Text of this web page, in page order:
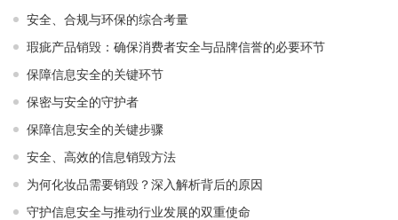
安全、合规与环保的综合考量
瑕疵产品销毁：确保消费者安全与品牌信誉的必要环节
保障信息安全的关键环节
保密与安全的守护者
保障信息安全的关键步骤
安全、高效的信息销毁方法
为何化妆品需要销毁？深入解析背后的原因
守护信息安全与推动行业发展的双重使命